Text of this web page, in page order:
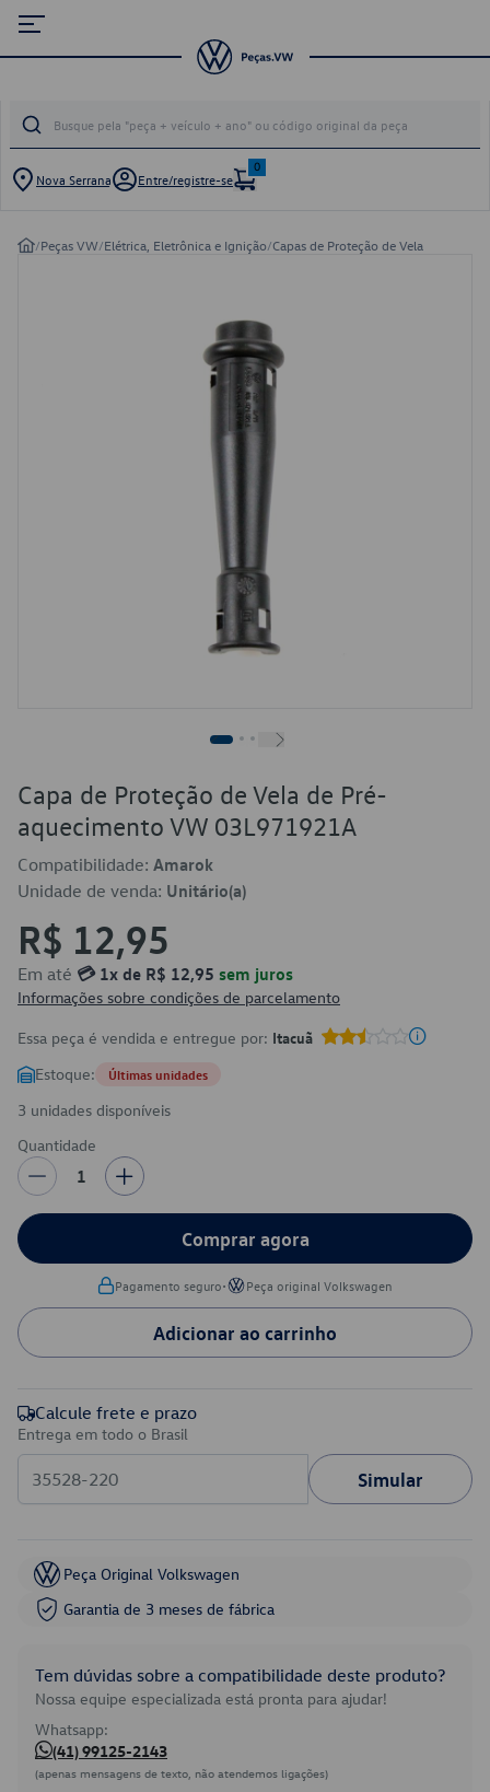
Nova Serrana Entre/registre-se
0
/Peças VW/Elétrica, Eletrônica e Ignição/Capas de Proteção de Vela
Capa de Proteção de Vela de Pré-
aquecimento VW 03L971921A
Compatibilidade: Amarok
Unidade de venda: Unitário(a)
R$ 12,95
Em até 💳 1x de R$ 12,95 sem juros
Informações sobre condições de parcelamento
Essa peça é vendida e entregue por: Itacuã
Estoque: Últimas unidades
3 unidades disponíveis
Quantidade
1
Comprar agora
Pagamento seguro• Peça original Volkswagen
Adicionar ao carrinho
Calcule frete e prazo
Entrega em todo o Brasil
Simular
Peça Original Volkswagen
Garantia de 3 meses de fábrica
Tem dúvidas sobre a compatibilidade deste produto?
Nossa equipe especializada está pronta para ajudar!
Whatsapp:
(41) 99125-2143
(apenas mensagens de texto, não atendemos ligações)